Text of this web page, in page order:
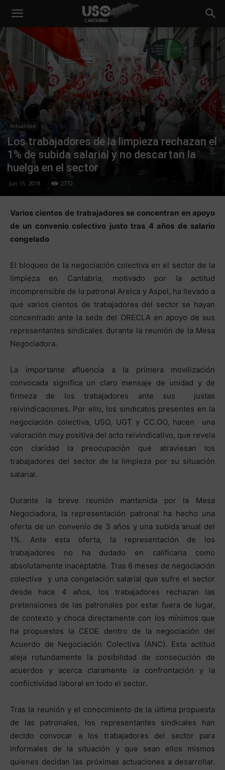
Actualidad
Los trabajadores de la limpieza rechazan el
1% de subida salarial y no descartan la
huelga en el sector
Jun 15, 2018 2772
Varios cientos de trabajadores se concentran en apoyo
de un convenio colectivo justo tras 4 años de salario
congelado
El bloqueo de la negociación colectiva en el sector de la
limpieza en Cantabria, motivado por la actitud
incomprensible de la patronal Arelca y Aspel, ha llevado a
que varios cientos de trabajadores del sector se hayan
concentrado ante la sede del ORECLA en apoyo de sus
representantes sindicales durante la reunión de la Mesa
Negociadora.
La importante afluencia a la primera movilización
convocada significa un claro mensaje de unidad y de
firmeza de los trabajadores ante sus justas
reivindicaciones. Por ello, los sindicatos presentes en la
negociación colectiva, USO, UGT y CC.OO, hacen una
valoración muy positiva del acto reivindicativo, que revela
con claridad la preocupación que atraviesan los
trabajadores del sector de la limpieza por su situación
salarial.
Durante la breve reunión mantenida por la Mesa
Negociadora, la representación patronal ha hecho una
oferta de un convenio de 3 años y una subida anual del
1%. Ante esta oferta, la representación de los
trabajadores no ha dudado en calificarla como
absolutamente inaceptable. Tras 6 meses de negociación
colectiva y una congelación salarial que sufre el sector
desde hace 4 años, los trabajadores rechazan las
pretensiones de las patronales por estar fuera de lugar,
de contexto y choca directamente con los mínimos que
ha propuestos la CEOE dentro de la negociación del
Acuerdo de Negociación Colectiva (ANC). Esta actitud
aleja rotundamente la posibilidad de consecución de
acuerdos y acerca claramente la confrontación y la
conflictividad laboral en todo el sector.
Tras la reunión y el conocimiento de la última propuesta
de las patronales, los representantes sindicales han
decido convocar a los trabajadores del sector para
informales de la situación y que sean ellos mismos
quienes decidan las próximas actuaciones a desarrollar.